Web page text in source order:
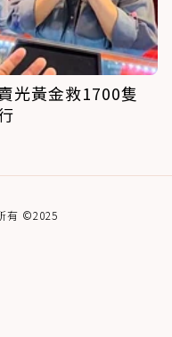
光黃金救1700隻
有 ©2025